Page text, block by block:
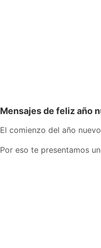
Mensajes de feliz año
El comienzo del año
Por eso te presentamos